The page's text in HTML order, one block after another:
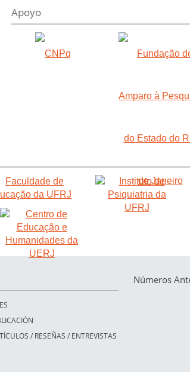
Apoyo
/ RESEÑAS / ENTREVISTAS
Números